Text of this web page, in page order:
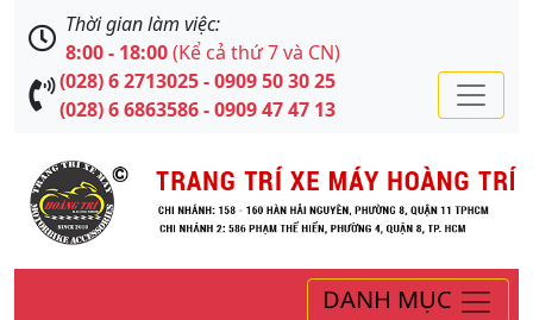
Thời gian làm việc:
8:00 - 18:00(Kể cả thứ 7 và CN)
(028) 6 2713025 - 0909 50 30 25
(028) 6 6863586 - 0909 47 47 13
DANH MỤC